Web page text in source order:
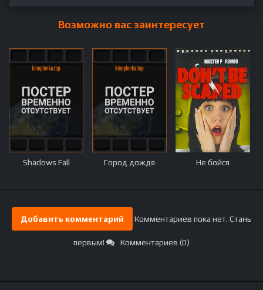
Возможно вас заинтересует
Shadows Fall Город дождя Не бойся
Добавить комментарий Комментариев пока нет. Стань
первым! Комментариев (0)